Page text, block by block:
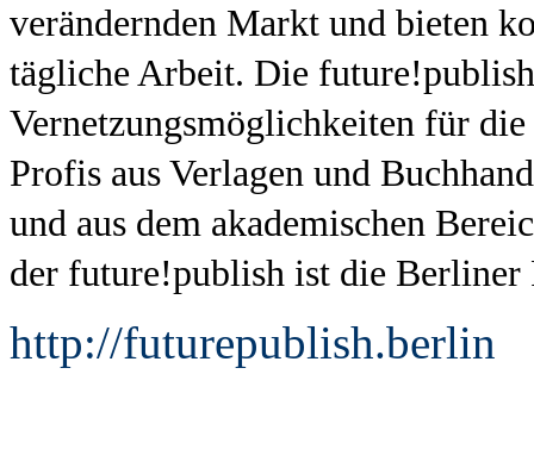
verändernden Markt und bieten
tägliche Arbeit. Die
Vernetzungsmöglichkeiten für
Profis aus Verlagen und
und aus dem akademischen
der future!publish ist die
http://futurepublish.berlin